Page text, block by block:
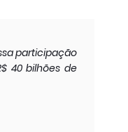
participação
40 bilhões de